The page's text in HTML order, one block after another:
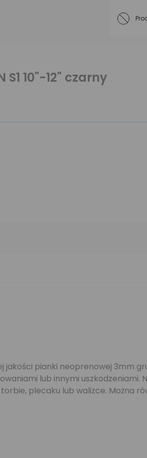
10"-12" czarny
pianki neoprenowej 3mm
lub innymi uszkodzeniami.
plecaku lub walizce. Można